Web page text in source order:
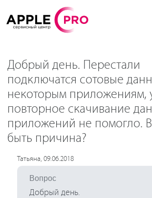
Добрый день. Перестали
подключатся сотовые
некоторым приложениям,
повторное скачивание
приложений не помогло.
быть причина?
Татьяна, 09.06.2018
Вопрос
Добрый день.